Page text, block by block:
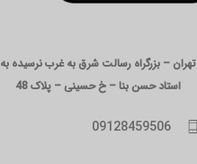
تهران – بزرگراه رسالت شرق به غرب نرسیده به
استاد حسن بنا – خ حسینی – پلاک 48
09128459506